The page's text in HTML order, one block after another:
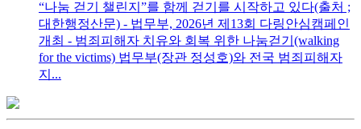
“나눔 걷기 챌린지”를 함께 걷기를 시작하고 있다(출처 ;
대한행정산문) - 법무부, 2026년 제13회 다링안심캠페인
개최 - 범죄피해자 치유와 회복 위한 나눔걷기(walking
for the victims) 법무부(장관 정성호)와 전국 범죄피해자
지...